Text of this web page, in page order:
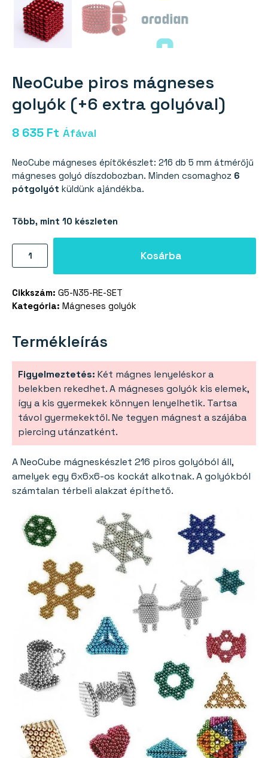
NeoCube piros mágneses
golyók (+6 extra golyóval)
8 635 Ft Áfával
NeoCube mágneses építőkészlet: 216 db 5 mm átmérőjű
mágneses golyó díszdobozban. Minden csomaghoz 6
pótgolyót küldünk ajándékba.
Több, mint 10 készleten
NeoCube
piros
golyók
(+6
golyóval)
mennyiség
Kosárba
Cikkszám: G5-N35-RE-SET
Kategória: Mágneses golyók
Termékleírás
Figyelmeztetés: Két mágnes lenyeléskor a
belekben rekedhet. A mágneses golyók kis elemek,
így a kis gyermekek könnyen lenyelhetik. Tartsa
távol gyermekektől. Ne tegyen mágnest a szájába
piercing utánzatként.
A NeoCube mágneskészlet 216 piros golyóból áll,
amelyek egy 6x6x6-os kockát alkotnak. A golyókból
számtalan térbeli alakzat építhető.